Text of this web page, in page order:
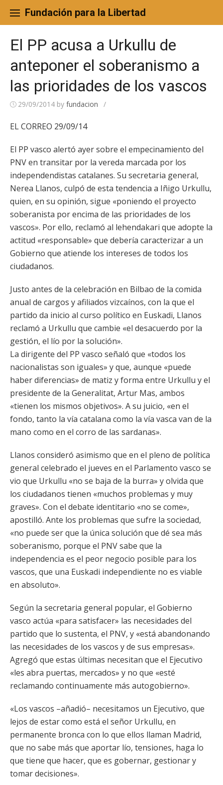
content
Fundación para la Libertad
El PP acusa a Urkullu de
anteponer el soberanismo a
las prioridades de los vascos
29/09/2014 by fundacion /
EL CORREO 29/09/14
El PP vasco alertó ayer sobre el empecinamiento del
PNV en transitar por la vereda marcada por los
independendistas catalanes. Su secretaria general,
Nerea Llanos, culpó de esta tendencia a Iñigo Urkullu,
quien, en su opinión, sigue «poniendo el proyecto
soberanista por encima de las prioridades de los
vascos». Por ello, reclamó al lehendakari que adopte la
actitud «responsable» que debería caracterizar a un
Gobierno que atiende los intereses de todos los
ciudadanos.
Justo antes de la celebración en Bilbao de la comida
anual de cargos y afiliados vizcaínos, con la que el
partido da inicio al curso político en Euskadi, Llanos
reclamó a Urkullu que cambie «el desacuerdo por la
gestión, el lío por la solución».
La dirigente del PP vasco señaló que «todos los
nacionalistas son iguales» y que, aunque «puede
haber diferencias» de matiz y forma entre Urkullu y el
presidente de la Generalitat, Artur Mas, ambos
«tienen los mismos objetivos». A su juicio, «en el
fondo, tanto la vía catalana como la vía vasca van de la
mano como en el corro de las sardanas».
Llanos consideró asimismo que en el pleno de política
general celebrado el jueves en el Parlamento vasco se
vio que Urkullu «no se baja de la burra» y olvida que
los ciudadanos tienen «muchos problemas y muy
graves». Con el debate identitario «no se come»,
apostilló. Ante los problemas que sufre la sociedad,
«no puede ser que la única solución que dé sea más
soberanismo, porque el PNV sabe que la
independencia es el peor negocio posible para los
vascos, que una Euskadi independiente no es viable
en absoluto».
Según la secretaria general popular, el Gobierno
vasco actúa «para satisfacer» las necesidades del
partido que lo sustenta, el PNV, y «está abandonando
las necesidades de los vascos y de sus empresas».
Agregó que estas últimas necesitan que el Ejecutivo
«les abra puertas, mercados» y no que «esté
reclamando continuamente más autogobierno».
«Los vascos –añadió– necesitamos un Ejecutivo, que
lejos de estar como está el señor Urkullu, en
permanente bronca con lo que ellos llaman Madrid,
que no sabe más que aportar lío, tensiones, haga lo
que tiene que hacer, que es gobernar, gestionar y
tomar decisiones».